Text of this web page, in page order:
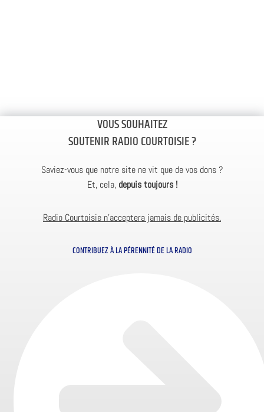
VOUS SOUHAITEZ
SOUTENIR RADIO COURTOISIE ?
Saviez-vous que notre site ne vit que de vos dons ?
Et, cela, depuis toujours !
Radio Courtoisie n’acceptera jamais de publicités.
CONTRIBUEZ À LA PÉRENNITÉ DE LA RADIO